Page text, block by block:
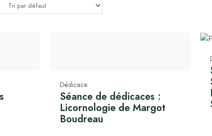
Dédicace
Séance de dédicaces :
Licornologie de Margot
Boudreau